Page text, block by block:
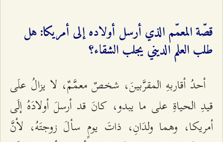
قصّة المعمّم الذي أرسل أولاده إلى أمريكا: هل
طلب العلم الديني يجلب الشقاء؟
أحدُ أقاربهِ المقرَّبينَ، شخصٌ معمَّمٌ، لا يزالُ علَى
قيدِ الحياةِ على ما يبدو، كانَ قد أرسلَ أولادَهُ إلَى
أمريكا، وهما ولدَانِ، ذاتَ يومٍ سألَ زوجتَهُ، لأنَّ